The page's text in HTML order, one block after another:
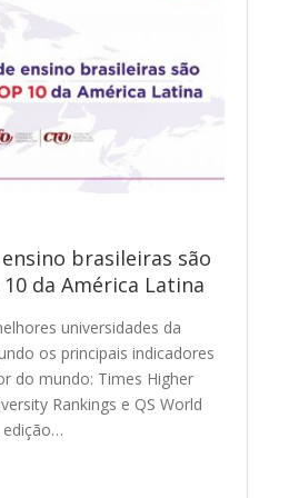
brasileiras são
da América Latina
universidades da
os principais indicadores
do mundo: Times Higher
Rankings e QS World
edição…